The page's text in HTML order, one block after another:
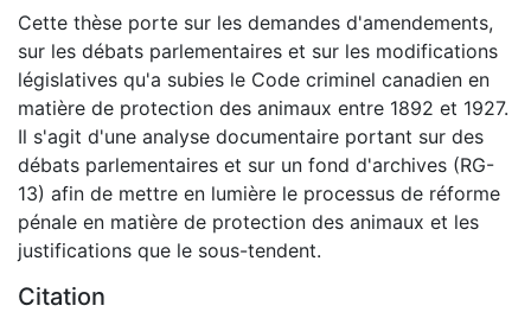
Cette thèse porte sur les demandes d'amendements,
sur les débats parlementaires et sur les modifications
législatives qu'a subies le Code criminel canadien en
matière de protection des animaux entre 1892 et 1927.
Il s'agit d'une analyse documentaire portant sur des
débats parlementaires et sur un fond d'archives (RG-
13) afin de mettre en lumière le processus de réforme
pénale en matière de protection des animaux et les
justifications que le sous-tendent.
Citation